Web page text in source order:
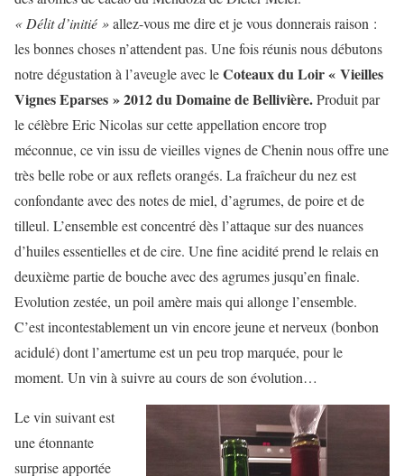
« Délit d’initié »allez-vous me dire et je vous donnerais raison :
les bonnes choses n’attendent pas. Une fois réunis nous débutons
notre dégustation à l’aveugle avec leCoteaux du Loir « Vieilles
Vignes Eparses » 2012 du Domaine de Bellivière.Produit par
le célèbre Eric Nicolas sur cette appellation encore trop
méconnue, ce vin issu de vieilles vignes de Chenin nous offre une
très belle robe or aux reflets orangés. La fraîcheur du nez est
confondante avec des notes de miel, d’agrumes, de poire et de
tilleul. L’ensemble est concentré dès l’attaque sur des nuances
d’huiles essentielles et de cire. Une fine acidité prend le relais en
deuxième partie de bouche avec des agrumes jusqu’en finale.
Evolution zestée, un poil amère mais qui allonge l’ensemble.
C’est incontestablement un vin encore jeune et nerveux (bonbon
acidulé) dont l’amertume est un peu trop marquée, pour le
moment. Un vin à suivre au cours de son évolution…
Le vin suivant est
une étonnante
surprise apportée